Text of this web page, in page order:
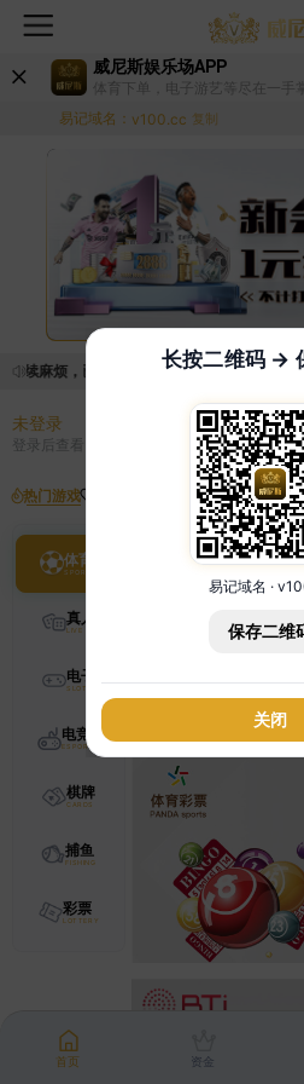
威尼斯娱乐场APP
体育下单，电子游艺等尽在一手
易记域名： v100.cc 复制
续麻烦，已新增优惠系统，现在可以前往
未登录
登录后查看 快
热门游戏
体育
真人
电子
电竞
棋牌
捕鱼
彩票
首页 资金
长按二维码 →
易记域名 ·
保存二维
关闭